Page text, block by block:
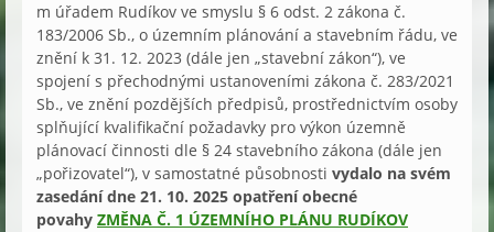
m úřadem Rudíkov ve smyslu § 6 odst. 2 zákona č.
183/2006 Sb., o územním plánování a stavebním řádu, ve
znění k 31. 12. 2023 (dále jen „stavební zákon“), ve
spojení s přechodnými ustanoveními zákona č. 283/2021
Sb., ve znění pozdějších předpisů, prostřednictvím osoby
splňující kvalifikační požadavky pro výkon územně
plánovací činnosti dle § 24 stavebního zákona (dále jen
„pořizovatel“), v samostatné působnosti vydalo na svém
zasedání dne 21. 10. 2025 opatření obecné
povahy ZMĚNA Č. 1 ÚZEMNÍHO PLÁNU RUDÍKOV